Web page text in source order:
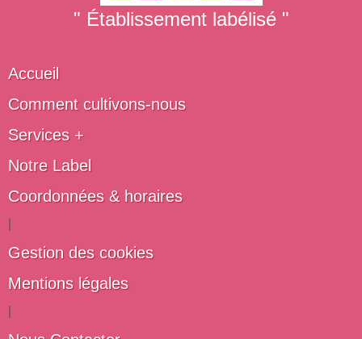
" Établissement labélisé "
Accueil
Comment cultivons-nous
Services +
Notre Label
Coordonnées & horaires
Gestion des cookies
Mentions légales